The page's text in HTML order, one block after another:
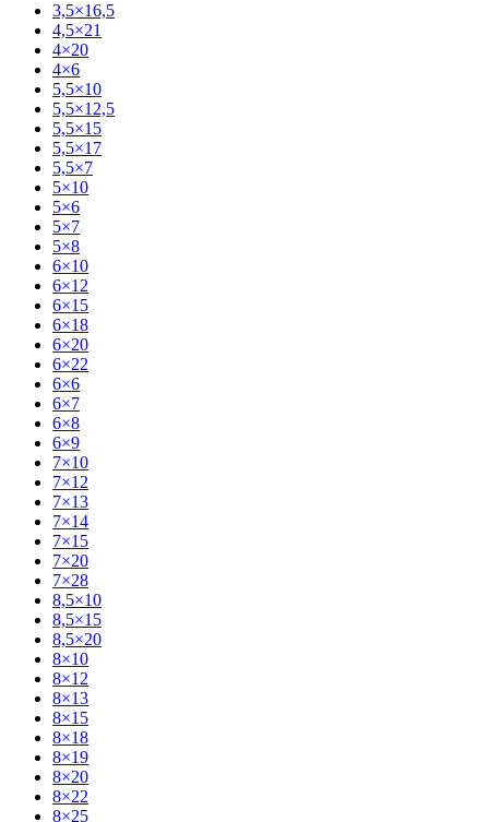
3,5×16,5
4,5×21
4×20
4×6
5,5×10
5,5×12,5
5,5×15
5,5×17
5,5×7
5×10
5×6
5×7
5×8
6×10
6×12
6×15
6×18
6×20
6×22
6×6
6×7
6×8
6×9
7×10
7×12
7×13
7×14
7×15
7×20
7×28
8,5×10
8,5×15
8,5×20
8×10
8×12
8×13
8×15
8×18
8×19
8×20
8×22
8×25